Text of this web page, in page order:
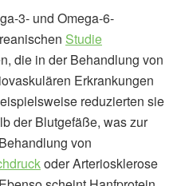
3- und Omega-6-
Studie
die in der Behandlung von
Erkrankungen
reduzierten sie
der Blutgefäße, was zur
von
oder Arteriosklerose